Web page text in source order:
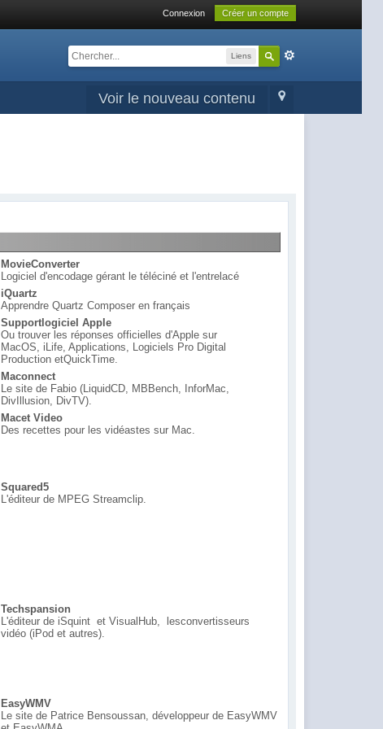
Connexion Créer un compte
Liens
Voir le nouveau contenu
MovieConverter
Logiciel d'encodage gérant le téléciné et l'entrelacé
iQuartz
Apprendre Quartz Composer en français
Supportlogiciel Apple
Ou trouver les réponses officielles d'Apple sur
MacOS, iLife, Applications, Logiciels Pro Digital
Production etQuickTime.
Maconnect
Le site de Fabio (LiquidCD, MBBench, InforMac,
DivIllusion, DivTV).
Macet Video
Des recettes pour les vidéastes sur Mac.
Squared5
L'éditeur de MPEG Streamclip.
Techspansion
L'éditeur de iSquint et VisualHub, lesconvertisseurs
vidéo (iPod et autres).
EasyWMV
Le site de Patrice Bensoussan, développeur de EasyWMV